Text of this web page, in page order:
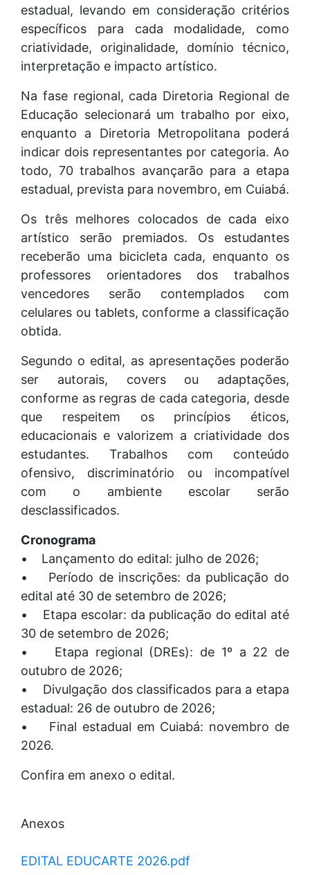
estadual, levando em consideração critérios
específicos para cada modalidade, como
criatividade, originalidade, domínio técnico,
interpretação e impacto artístico.
Na fase regional, cada Diretoria Regional de
Educação selecionará um trabalho por eixo,
enquanto a Diretoria Metropolitana poderá
indicar dois representantes por categoria. Ao
todo, 70 trabalhos avançarão para a etapa
estadual, prevista para novembro, em Cuiabá.
Os três melhores colocados de cada eixo
artístico serão premiados. Os estudantes
receberão uma bicicleta cada, enquanto os
professores orientadores dos trabalhos
vencedores serão contemplados com
celulares ou tablets, conforme a classificação
obtida.
Segundo o edital, as apresentações poderão
ser autorais, covers ou adaptações,
conforme as regras de cada categoria, desde
que respeitem os princípios éticos,
educacionais e valorizem a criatividade dos
estudantes. Trabalhos com conteúdo
ofensivo, discriminatório ou incompatível
com o ambiente escolar serão
desclassificados.
Cronograma
• Lançamento do edital: julho de 2026;
• Período de inscrições: da publicação do
edital até 30 de setembro de 2026;
• Etapa escolar: da publicação do edital até
30 de setembro de 2026;
• Etapa regional (DREs): de 1º a 22 de
outubro de 2026;
• Divulgação dos classificados para a etapa
estadual: 26 de outubro de 2026;
• Final estadual em Cuiabá: novembro de
2026.
Confira em anexo o edital.
Anexos
EDITAL EDUCARTE 2026.pdf